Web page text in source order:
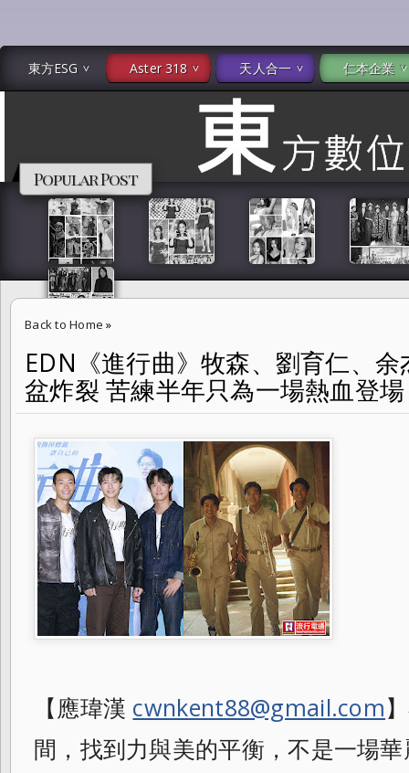
東方ESG Aster 318 天人合一 仁本企業
Popular Post
Back to Home »
EDN《進行曲》牧森、劉育仁、余杰恩汗水鮮肉裸上身 臉盆炸裂 苦練
EDN《進行曲》牧森、劉育仁、
盆炸裂 苦練半年只為一場熱血登場
【應瑋漢 cwnkent88@gmail.com
間，找到力與美的平衡，不是一場